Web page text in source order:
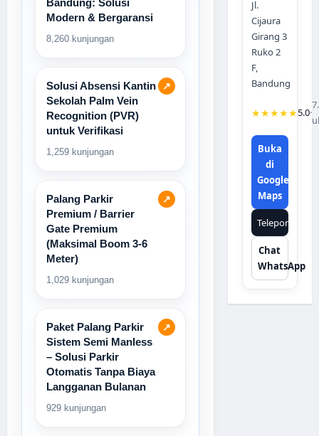
Bandung: Solusi
Modern & Bergaransi
8,260 kunjungan
↗
Solusi Absensi Kantin
Sekolah Palm Vein
Recognition (PVR)
untuk Verifikasi
1,259 kunjungan
↗
Palang Parkir
Premium / Barrier
Gate Premium
(Maksimal Boom 3-6
Meter)
1,029 kunjungan
↗
Paket Palang Parkir
Sistem Semi Manless
– Solusi Parkir
Otomatis Tanpa Biaya
Langganan Bulanan
929 kunjungan
Jl.
Cijaura
Girang 3
Ruko 2
F,
Bandung
★★★★★5.0·
Buka
di
Google
Maps
Telepon
Chat
WhatsApp